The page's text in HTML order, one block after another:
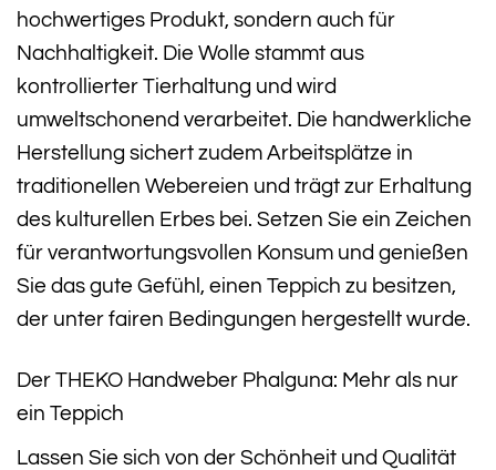
hochwertiges Produkt, sondern auch für
Nachhaltigkeit. Die Wolle stammt aus
kontrollierter Tierhaltung und wird
umweltschonend verarbeitet. Die handwerkliche
Herstellung sichert zudem Arbeitsplätze in
traditionellen Webereien und trägt zur Erhaltung
des kulturellen Erbes bei. Setzen Sie ein Zeichen
für verantwortungsvollen Konsum und genießen
Sie das gute Gefühl, einen Teppich zu besitzen,
der unter fairen Bedingungen hergestellt wurde.
Der THEKO Handweber Phalguna: Mehr als nur
ein Teppich
Lassen Sie sich von der Schönheit und Qualität